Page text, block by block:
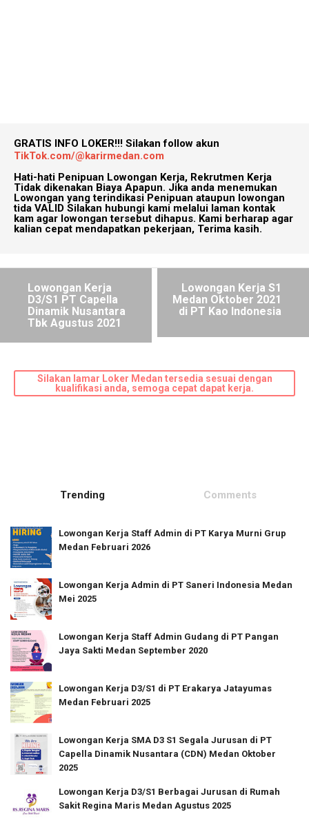
GRATIS INFO LOKER!!! Silakan follow akun
TikTok.com/@karirmedan.com
Hati-hati Penipuan Lowongan Kerja, Rekrutmen Kerja
Tidak dikenakan Biaya Apapun. Jika anda menemukan
Lowongan yang terindikasi Penipuan ataupun lowongan
tida VALID Silakan hubungi kami melalui laman kontak
kam agar lowongan tersebut dihapus. Kami berharap agar
kalian cepat mendapatkan pekerjaan, Terima kasih.
Lowongan Kerja
D3/S1 PT Capella
Dinamik Nusantara
Tbk Agustus 2021
Lowongan Kerja S1
Medan Oktober 2021
di PT Kao Indonesia
Silakan lamar Loker Medan tersedia sesuai dengan
kualifikasi anda, semoga cepat dapat kerja.
Trending Comments
Lowongan Kerja Staff Admin di PT Karya Murni Grup
Medan Februari 2026
Lowongan Kerja Admin di PT Saneri Indonesia Medan
Mei 2025
Lowongan Kerja Staff Admin Gudang di PT Pangan
Jaya Sakti Medan September 2020
Lowongan Kerja D3/S1 di PT Erakarya Jatayumas
Medan Februari 2025
Lowongan Kerja SMA D3 S1 Segala Jurusan di PT
Capella Dinamik Nusantara (CDN) Medan Oktober
2025
Lowongan Kerja D3/S1 Berbagai Jurusan di Rumah
Sakit Regina Maris Medan Agustus 2025